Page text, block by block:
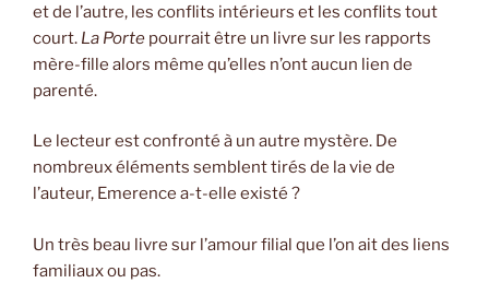
et de l’autre, les conflits intérieurs et les conflits tout
court. La Porte pourrait être un livre sur les rapports
mère-fille alors même qu’elles n’ont aucun lien de
parenté.
Le lecteur est confronté à un autre mystère. De
nombreux éléments semblent tirés de la vie de
l’auteur, Emerence a-t-elle existé ?
Un très beau livre sur l’amour filial que l’on ait des liens
familiaux ou pas.